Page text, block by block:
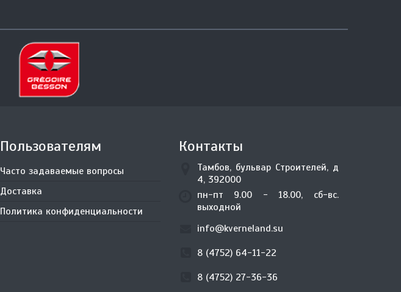
Пользователям
Часто задаваемые вопросы
Доставка
Политика конфиденциальности
Контакты
Тамбов, бульвар Строителей, д
4, 392000
пн-пт 9.00 - 18.00, сб-вс.
выходной
info@kverneland.su
8 (4752) 64-11-22
8 (4752) 27-36-36